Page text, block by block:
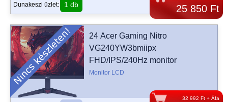
25 850 Ft
Dunakeszi üzlet: 1 db
32 992 Ft + Áfa
24 Acer Gaming Nitro
VG240YW3bmiipx
FHD/IPS/240Hz monitor
Monitor LCD